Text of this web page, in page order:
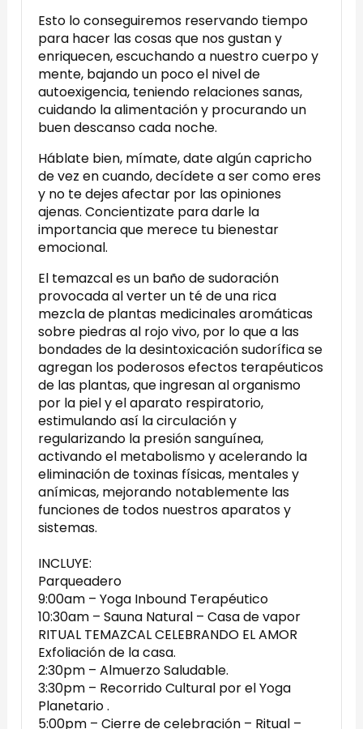
Esto lo conseguiremos reservando tiempo
para hacer las cosas que nos gustan y
enriquecen, escuchando a nuestro cuerpo y
mente, bajando un poco el nivel de
autoexigencia, teniendo relaciones sanas,
cuidando la alimentación y procurando un
buen descanso cada noche.
Háblate bien, mímate, date algún capricho
de vez en cuando, decídete a ser como eres
y no te dejes afectar por las opiniones
ajenas. Concientizate para darle la
importancia que merece tu bienestar
emocional.
El temazcal es un baño de sudoración
provocada al verter un té de una rica
mezcla de plantas medicinales aromáticas
sobre piedras al rojo vivo, por lo que a las
bondades de la desintoxicación sudorífica se
agregan los poderosos efectos terapéuticos
de las plantas, que ingresan al organismo
por la piel y el aparato respiratorio,
estimulando así la circulación y
regularizando la presión sanguínea,
activando el metabolismo y acelerando la
eliminación de toxinas físicas, mentales y
anímicas, mejorando notablemente las
funciones de todos nuestros aparatos y
sistemas.
INCLUYE:
Parqueadero
9:00am – Yoga Inbound Terapéutico
10:30am – Sauna Natural – Casa de vapor
RITUAL TEMAZCAL CELEBRANDO EL AMOR
Exfoliación de la casa.
2:30pm – Almuerzo Saludable.
3:30pm – Recorrido Cultural por el Yoga
Planetario .
5:00pm – Cierre de celebración – Ritual –